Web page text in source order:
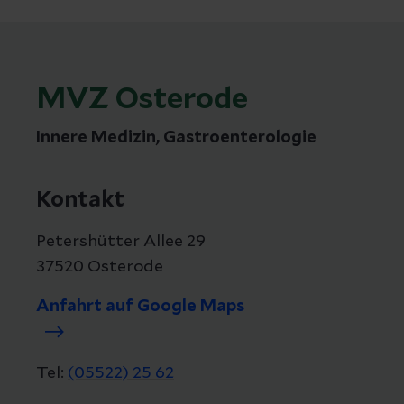
MVZ Osterode
Innere Medizin, Gastroenterologie
Kontakt
Petershütter Allee 29
37520 Osterode
Anfahrt auf Google Maps
Tel: (05522) 25 62